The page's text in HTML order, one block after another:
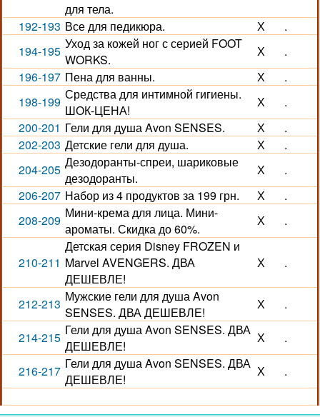
для тела.
192-193 Все для педикюра. Х
.
194-195 Уход за кожей ног с серией FOOT
WORKS.
Х
.
196-197 Пена для ванны. Х
.
198-199 Средства для интимной гигиены.
ШОК-ЦЕНА!
Х
.
200-201 Гели для душа Avon SENSES. Х
.
202-203 Детские гели для душа. Х
.
204-205 Дезодоранты-спреи, шариковые
дезодоранты.
Х
.
206-207 Набор из 4 продуктов за 199 грн. Х
.
208-209 Мини-крема для лица. Мини-
ароматы. Скидка до 60%.
Х .
210-211
Детская серия Disney FROZEN и
Marvel AVENGERS. ДВА
ДЕШЕВЛЕ!
Х .
212-213 Мужские гели для душа Avon
SENSES. ДВА ДЕШЕВЛЕ!
Х .
214-215 Гели для душа Avon SENSES. ДВА
ДЕШЕВЛЕ!
Х .
216-217 Гели для душа Avon SENSES. ДВА
ДЕШЕВЛЕ!
Х .